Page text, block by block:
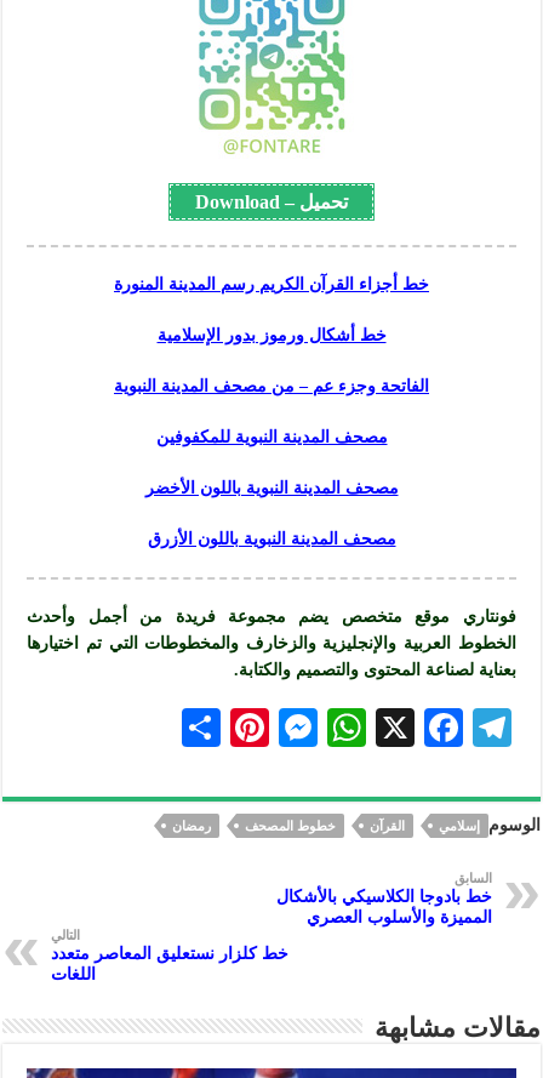
تحميل – Download
خط أجزاء القرآن الكريم رسم المدينة المنورة
خط أشكال ورموز بدور الإسلامية
الفاتحة وجزء عم – من مصحف المدينة النبوية
مصحف المدينة النبوية للمكفوفين
مصحف المدينة النبوية باللون الأخضر
مصحف المدينة النبوية باللون الأزرق
فونتاري موقع متخصص يضم مجموعة فريدة من أجمل وأحدث
الخطوط العربية والإنجليزية والزخارف والمخطوطات التي تم اختيارها
بعناية لصناعة المحتوى والتصميم و الكتابة.
Te
gr
a
m
F
eb
oo
k
X
W
at
s
A
p
M
se
n
Pi
er
es
ar
e
الوسوم إسلامي القرآن خطوط المصحف رمضان
السابق
خط بادوجا الكلاسيكي بالأشكال
المميزة والأسلوب العصري
التالي
خط كلزار نستعليق المعاصر متعدد
اللغات
مقالات مشابهة